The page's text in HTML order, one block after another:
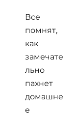
Все
помнят,
как
замечате
льно
пахнет
домашне
е